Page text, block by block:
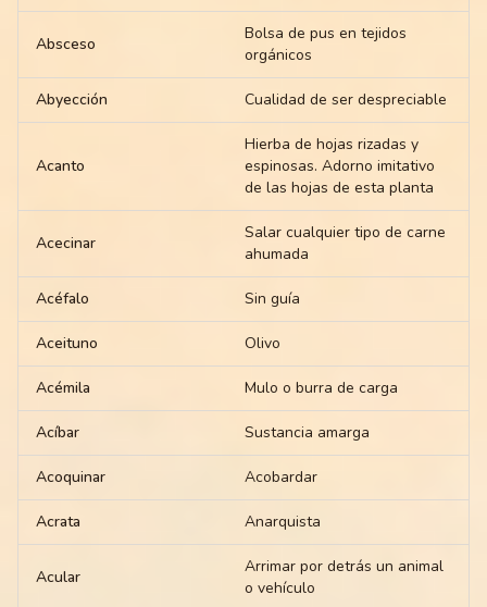
Absceso
Bolsa de pus en tejidos
orgánicos
Abyección Cualidad de ser despreciable
Acanto
Hierba de hojas rizadas y
espinosas. Adorno imitativo
de las hojas de esta planta
Acecinar
Salar cualquier tipo de carne
ahumada
Acéfalo Sin guía
Aceituno Olivo
Acémila Mulo o burra de carga
Acíbar Sustancia amarga
Acoquinar Acobardar
Acrata Anarquista
Acular
Arrimar por detrás un animal
o vehículo